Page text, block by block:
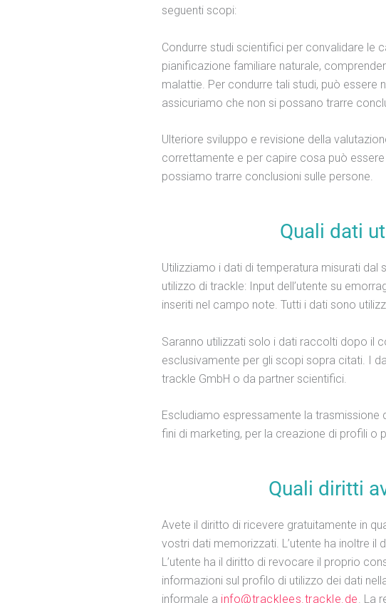
seguenti scopi:
Condurre studi scientifici per convalidare le
pianificazione familiare naturale,
malattie. Per condurre tali studi, può
assicuriamo che non si possano trarre
Ulteriore sviluppo e revisione della
correttamente e per capire cosa può
possiamo trarre conclusioni sulle persone.
Quali dati
Utilizziamo i dati di temperatura misurati dal
utilizzo di trackle: Input dell’utente su
inseriti nel campo note. Tutti i dati sono
Saranno utilizzati solo i dati raccolti dopo il
esclusivamente per gli scopi sopra citati. I
trackle GmbH o da partner scientifici.
Escludiamo espressamente la
fini di marketing, per la creazione di profili o
Quali diritti
Avete il diritto di ricevere gratuitamente in
vostri dati memorizzati. L’utente ha inoltre
L’utente ha il diritto di revocare il proprio
informazioni sul profilo di utilizzo dei dati
informale a info@tracklees.trackle.de . La